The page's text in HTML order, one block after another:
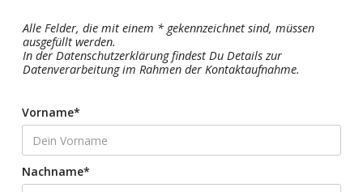
Alle Felder, die mit einem * gekennzeichnet sind, müssen
ausgefüllt werden.
In der Datenschutzerklärung findest Du Details zur
Datenverarbeitung im Rahmen der Kontaktaufnahme.
Vorname*
Nachname*